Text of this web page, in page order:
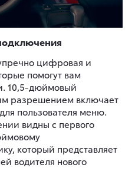
цифровая и
помогут вам
10,5-дюймовый
разрешением включает
пользователя меню.
видны с первого
который представляет
водителя нового